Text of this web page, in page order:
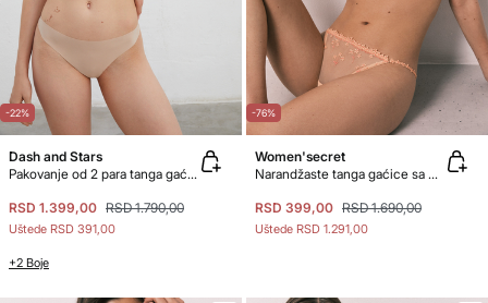
-22%
Dash and Stars
Pakovanje od 2 para tanga gaćica boje kože
RSD 1.399,00 RSD 1.790,00
Uštede RSD 391,00
+2 Boje
-76%
Women'secret
Narandžaste tanga gaćice sa cvetnim vezom
RSD 399,00 RSD 1.690,00
Uštede RSD 1.291,00